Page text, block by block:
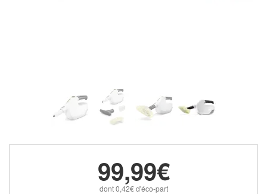
99,99€
dont 0,42€ d'éco-part